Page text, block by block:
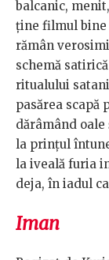
balcanic,
ține filmul bine
rămân
schemă
ritualului
pasărea scapă
dărâmând
la prințul
la iveală furia
deja, în iadul
Iman